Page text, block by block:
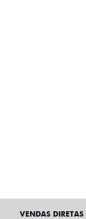
VENDAS DIRETAS